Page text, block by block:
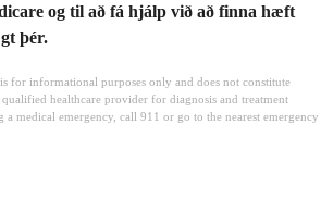
og til að fá hjálp við að finna hæft
þér.
for informational purposes only and does not constitute
healthcare provider for diagnosis and treatment
medical emergency, call 911 or go to the nearest emergency